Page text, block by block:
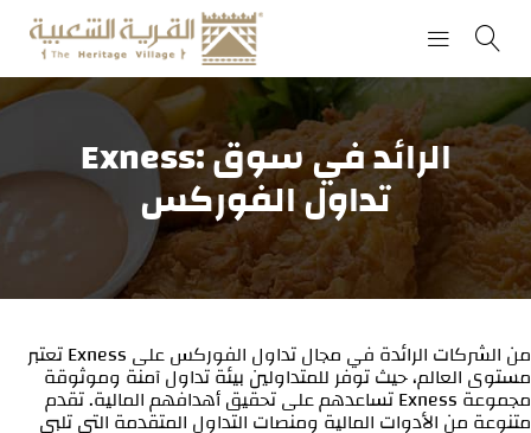
Exness: الرائد في سوق
تداول الفوركس
تعتبر Exness من الشركات الرائدة في مجال تداول الفوركس على
مستوى العالم، حيث توفر للمتداولين بيئة تداول آمنة وموثوقة
تساعدهم على تحقيق أهدافهم المالية. تقدم Exness مجموعة
متنوعة من الأدوات المالية ومنصات التداول المتقدمة التي تلبي